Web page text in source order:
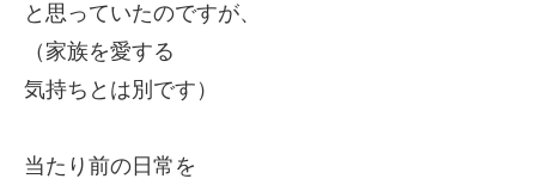
と思っていたのですが、
（家族を愛する
気持ちとは別です）
当たり前の日常を